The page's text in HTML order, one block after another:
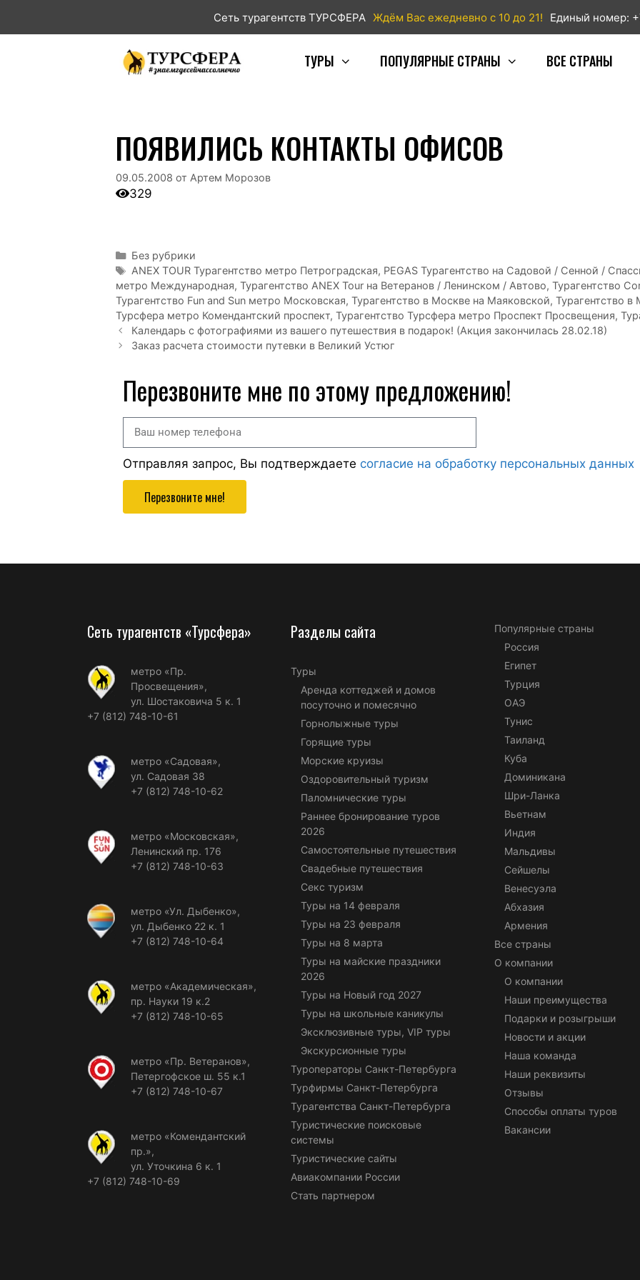
Сеть турагентств ТУРСФЕРА Ждём Вас ежедневно с 10 до 21! Единый номер:
ТУРЫ ПОПУЛЯРНЫЕ СТРАНЫ ВСЕ СТРАНЫ
ПОЯВИЛИСЬ КОНТАКТЫ ОФИСОВ
09.05.2008 от Артем Морозов
329
Без рубрики
ANEX TOUR Турагентство метро Петроградская, PEGAS Турагентство на Садовой / Сенной /
метро Международная, Турагентство ANEX Tour на Ветеранов / Ленинском / Автово, Турагентство
Турагентство Fun and Sun метро Московская, Турагентство в Москве на Маяковской, Турагентство
Турсфера метро Комендантский проспект, Турагентство Турсфера метро Проспект Просвещения,
Календарь с фотографиями из вашего путешествия в подарок! (Акция закончилась 28.02.18)
Заказ расчета стоимости путевки в Великий Устюг
Перезвоните мне по этому предложению!
Отправляя запрос, Вы подтверждаете согласие на обработку персональных данных
Перезвоните мне!
Сеть турагентств «Турсфера»
метро «Пр.
Просвещения»,
ул. Шостаковича 5 к. 1
+7 (812) 748-10-61
метро «Садовая»,
ул. Садовая 38
+7 (812) 748-10-62
метро «Московская»,
Ленинский пр. 176
+7 (812) 748-10-63
метро «Ул. Дыбенко»,
ул. Дыбенко 22 к. 1
+7 (812) 748-10-64
метро «Академическая»,
пр. Науки 19 к.2
+7 (812) 748-10-65
метро «Пр. Ветеранов»,
Петергофское ш. 55 к.1
+7 (812) 748-10-67
метро «Комендантский
пр.»,
ул. Уточкина 6 к. 1
+7 (812) 748-10-69
Разделы сайта
Туры
Аренда коттеджей и домов
посуточно и помесячно
Горнолыжные туры
Горящие туры
Морские круизы
Оздоровительный туризм
Паломнические туры
Раннее бронирование туров
2026
Самостоятельные путешествия
Свадебные путешествия
Секс туризм
Туры на 14 февраля
Туры на 23 февраля
Туры на 8 марта
Туры на майские праздники
2026
Туры на Новый год 2027
Туры на школьные каникулы
Эксклюзивные туры, VIP туры
Экскурсионные туры
Туроператоры Санкт-Петербурга
Турфирмы Санкт-Петербурга
Турагентства Санкт-Петербурга
Туристические поисковые
системы
Туристические сайты
Авиакомпании России
Стать партнером
Популярные страны
Россия
Египет
Турция
ОАЭ
Тунис
Таиланд
Куба
Доминикана
Шри-Ланка
Вьетнам
Индия
Мальдивы
Сейшелы
Венесуэла
Абхазия
Армения
Все страны
О компании
О компании
Наши преимущества
Подарки и розыгрыши
Новости и акции
Наша команда
Наши реквизиты
Отзывы
Способы оплаты туров
Вакансии